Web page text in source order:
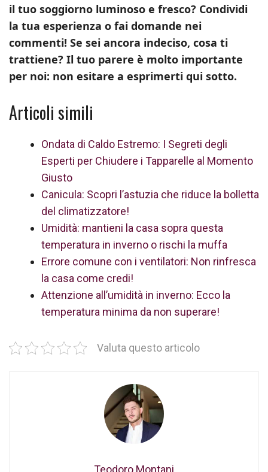
il tuo soggiorno luminoso e fresco? Condividi
la tua esperienza o fai domande nei
commenti! Se sei ancora indeciso, cosa ti
trattiene? Il tuo parere è molto importante
per noi: non esitare a esprimerti qui sotto.
Articoli simili
Ondata di Caldo Estremo: I Segreti degli
Esperti per Chiudere i Tapparelle al Momento
Giusto
Canicula: Scopri l’astuzia che riduce la bolletta
del climatizzatore!
Umidità: mantieni la casa sopra questa
temperatura in inverno o rischi la muffa
Errore comune con i ventilatori: Non rinfresca
la casa come credi!
Attenzione all’umidità in inverno: Ecco la
temperatura minima da non superare!
Valuta questo articolo
Teodoro Montani